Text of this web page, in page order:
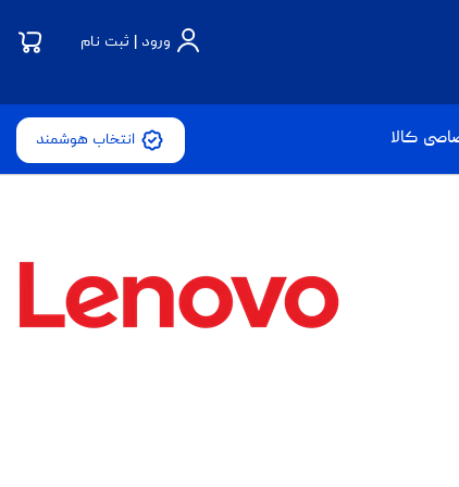
ورود | ثبت نام
کالا انتخاب هوشمند